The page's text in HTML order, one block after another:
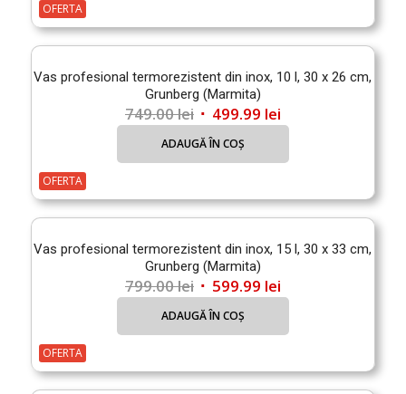
257.99 lei.
OFERTA
Vas profesional termorezistent din inox, 10 l, 30 x 26 cm,
Grunberg (Marmita)
749.00lei Prețul
inițial
749.00 lei.
499.99 leiPrețul
curent
este:
ADAUGĂ ÎN COȘ
OFERTA
Vas profesional termorezistent din inox, 15 l, 30 x 33 cm,
Grunberg (Marmita)
799.00lei Prețul
inițial
799.00 lei.
599.99 leiPrețul
curent
este:
ADAUGĂ ÎN COȘ
OFERTA